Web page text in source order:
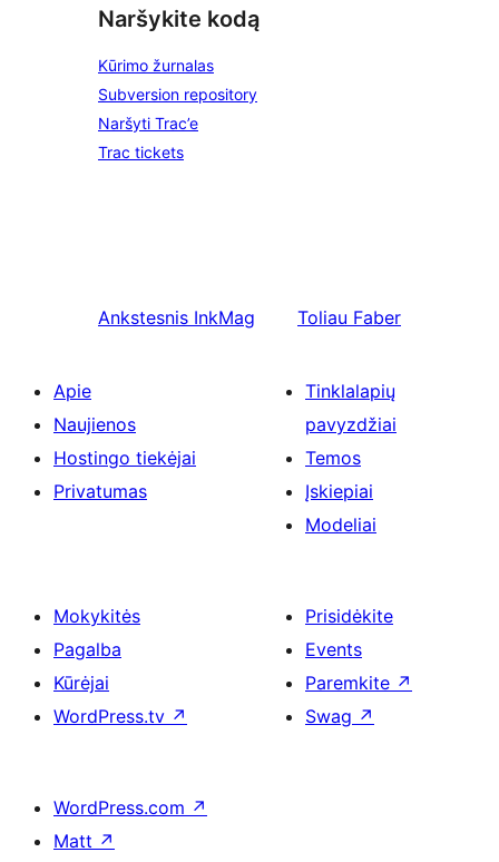
Naršykite kodą
Kūrimo žurnalas
Subversion repository
Naršyti Trac’e
Trac tickets
Ankstesnis InkMag Toliau Faber
Apie
Naujienos
Hostingo tiekėjai
Privatumas
Tinklalapių
pavyzdžiai
Temos
Įskiepiai
Modeliai
Mokykitės
Pagalba
Kūrėjai
WordPress.tv ↗
Prisidėkite
Events
Paremkite ↗
Swag ↗
WordPress.com ↗
Matt ↗